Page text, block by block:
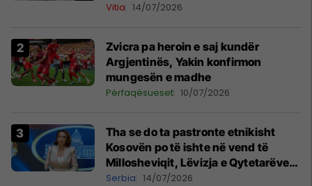
Vitia 14/07/2026
Zvicra pa heroin e saj kundër
Argjentinës, Yakin konfirmon
mungesën e madhe
Përfaqësueset 10/07/2026
Tha se do ta pastronte etnikisht
Kosovën po të ishte në vend të
Millosheviqit, Lëvizja e Qytetarëve
të Lirë në Serbi kërkon shkarkimin e
Serbia 14/07/2026